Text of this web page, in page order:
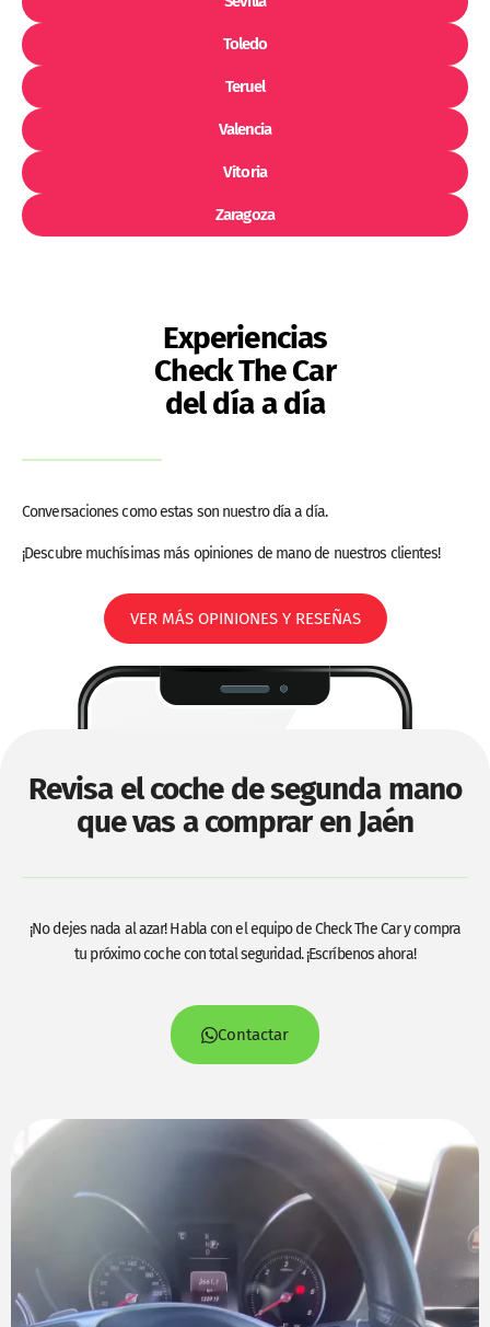
Toledo
Teruel
Valencia
Vitoria
Zaragoza
Experiencias
Check The Car
del día a día
Conversaciones como estas son nuestro día a día.
¡Descubre muchísimas más opiniones de mano de nuestros clientes!
VER MÁS OPINIONES Y RESEÑAS
Revisa el coche de segunda mano
que vas a comprar en Jaén
¡No dejes nada al azar! Habla con el equipo de Check The Car y compra
tu próximo coche con total seguridad. ¡Escríbenos ahora!
Contactar